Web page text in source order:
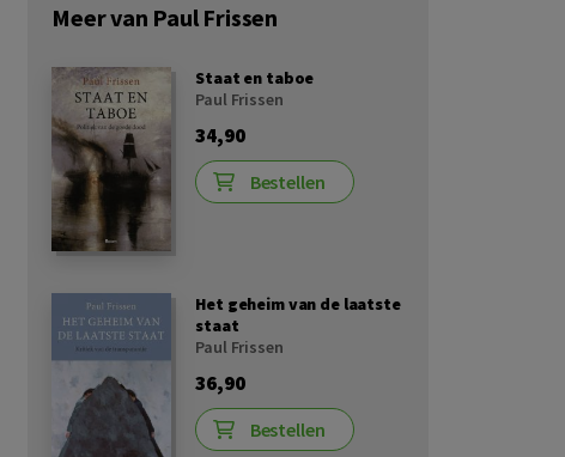
Meer van Paul Frissen
Staat en taboe
Paul Frissen
34,90
Bestellen
Het geheim van de laatste
staat
Paul Frissen
36,90
Bestellen